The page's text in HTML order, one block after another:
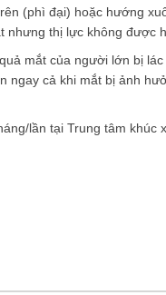
(phì đại) hoặc hướng
nhưng thị lực không được
mắt của người lớn bị
ngay cả khi mắt bị ảnh
lần tại Trung tâm khúc